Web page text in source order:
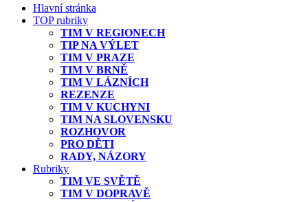
Hlavní stránka
TOP rubriky
TIM V REGIONECH
TIP NA VÝLET
TIM V PRAZE
TIM V BRNĚ
TIM V LÁZNÍCH
REZENZE
TIM V KUCHYNI
TIM NA SLOVENSKU
ROZHOVOR
PRO DĚTI
RADY, NÁZORY
Rubriky
TIM VE SVĚTĚ
TIM V DOPRAVĚ